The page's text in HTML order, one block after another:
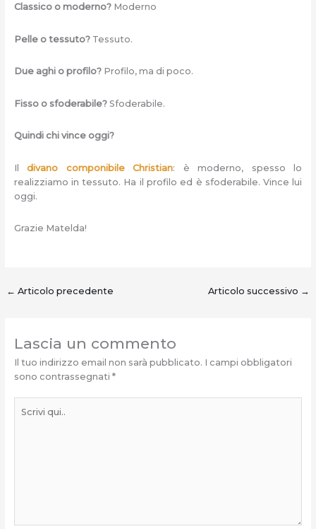
Classico o moderno? Moderno
Pelle o tessuto? Tessuto.
Due aghi o profilo? Profilo, ma di poco.
Fisso o sfoderabile? Sfoderabile.
Quindi chi vince oggi?
Ildivano componibile Christian: è moderno, spesso lo
realizziamo in tessuto. Ha il profilo ed è sfoderabile. Vince lui
oggi.
Grazie Matelda!
← Articolo precedente Articolo successivo →
Lascia un commento
Il tuo indirizzo email non sarà pubblicato. I campi obbligatori
sono contrassegnati *
qui..